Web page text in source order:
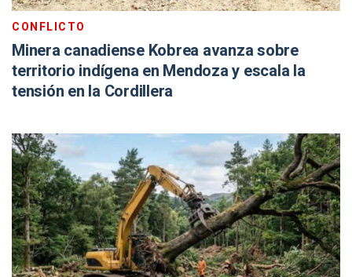
CONFLICTO
Minera canadiense Kobrea avanza sobre
territorio indígena en Mendoza y escala la
tensión en la Cordillera